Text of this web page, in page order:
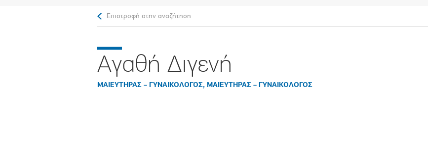
Επιστροφή στην αναζήτηση
Αγαθή Διγενή
ΜΑΙΕΥΤΗΡΑΣ – ΓΥΝΑΙΚΟΛΟΓΟΣ, ΜΑΙΕΥΤΗΡΑΣ – ΓΥΝΑΙΚΟΛΟΓΟΣ